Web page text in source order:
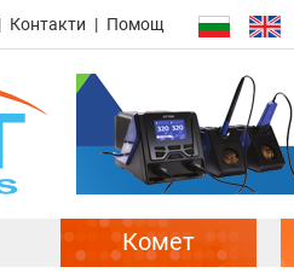
Контакти Помощ
Комет